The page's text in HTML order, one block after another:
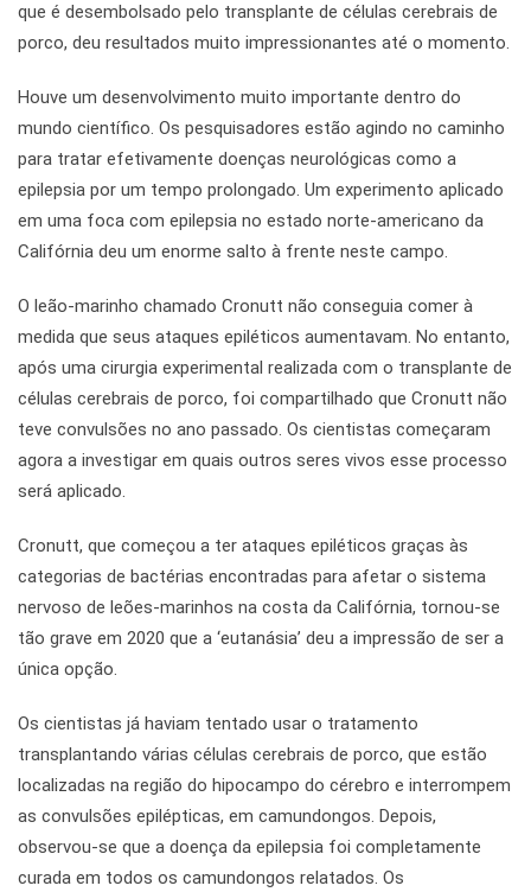
que é desembolsado pelo transplante de células cerebrais de
porco, deu resultados muito impressionantes até o momento.
Houve um desenvolvimento muito importante dentro do
mundo científico. Os pesquisadores estão agindo no caminho
para tratar efetivamente doenças neurológicas como a
epilepsia por um tempo prolongado. Um experimento aplicado
em uma foca com epilepsia no estado norte-americano da
Califórnia deu um enorme salto à frente neste campo.
O leão-marinho chamado Cronutt não conseguia comer à
medida que seus ataques epiléticos aumentavam. No entanto,
após uma cirurgia experimental realizada com o transplante de
células cerebrais de porco, foi compartilhado que Cronutt não
teve convulsões no ano passado. Os cientistas começaram
agora a investigar em quais outros seres vivos esse processo
será aplicado.
Cronutt, que começou a ter ataques epiléticos graças às
categorias de bactérias encontradas para afetar o sistema
nervoso de leões-marinhos na costa da Califórnia, tornou-se
tão grave em 2020 que a ‘eutanásia’ deu a impressão de ser a
única opção.
Os cientistas já haviam tentado usar o tratamento
transplantando várias células cerebrais de porco, que estão
localizadas na região do hipocampo do cérebro e interrompem
as convulsões epilépticas, em camundongos. Depois,
observou-se que a doença da epilepsia foi completamente
curada em todos os camundongos relatados. Os